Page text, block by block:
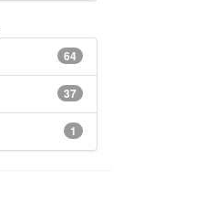
64
37
1